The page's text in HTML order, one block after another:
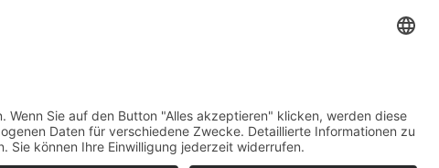
Philosophen